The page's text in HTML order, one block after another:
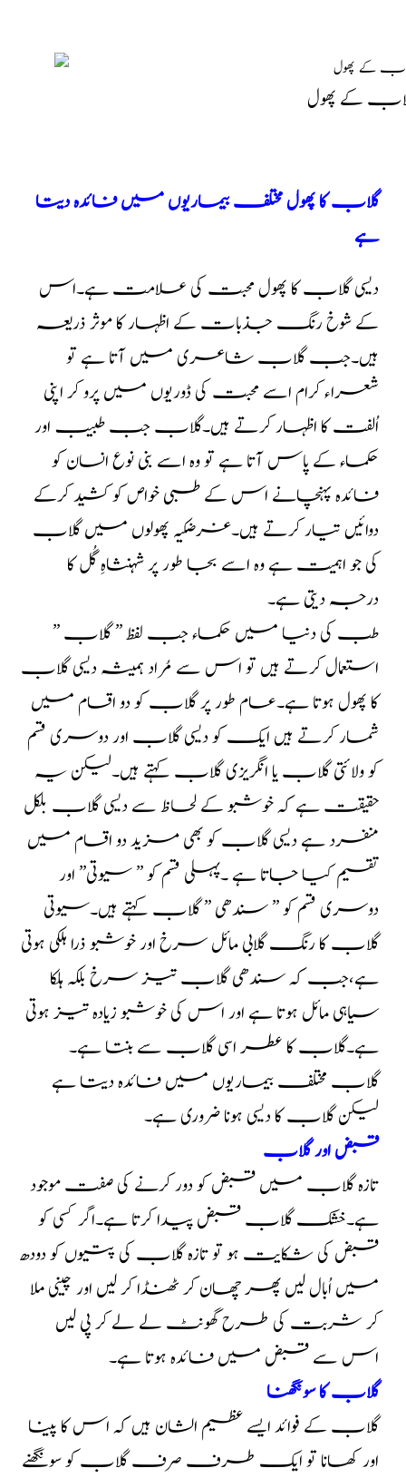
کے پھول
ہے
دیسی گلاب کا پھول محبت کی علامت ہے۔اس
کے شوخ رنگ جذبات کے اظہار کا موثر ذریعہ
ہیں۔جب گلاب شاعری میں آتا ہے تو
شعراء کرام اسے محبت کی ڈوریوں میں پرو کر اپنی
اُلفت کا اظہار کرتے ہیں۔گلاب جب طبیب اور
حکماء کے پاس آتا ہے تو وہ اسے بنی نوع انسان کو
فائدہ پہنچانے اس کے طبی خواص کو کشید کرکے
دوائیں تیار کرتے ہیں۔غرضکیہ پھولوں میں گلاب
کی جو اہمیت ہے وہ اسے بجا طور پر شہنشاہِ گُل کا
درجہ دیتی ہے۔
طب کی دنیا میں حکماء جب لفظ ” گلاب ”
استعمال کرتے ہیں تو اس سے مُراد ہمیشہ دیسی گلاب
کا پھول ہوتا ہے۔عام طور پر گلاب کو دو اقسام میں
شمار کرتے ہیں ایک کو دیسی گلاب اور دوسری قسم
کو ولائتی گلاب یا انگریزی گلاب کہتے ہیں۔لیکن یہ
حقیقت ہے کہ خوشبو کے لحاظ سے دیسی گلاب بلکل
منفرد ہے دیسی گلاب کو بھی مزید دو اقسام میں
تقسیم کیا جاتا ہے ۔پہلی قسم کو ” سیوتی” اور
دوسری قسم کو ” سندھی ” گلاب کہتے ہیں۔سیوتی
گلاب کا رنگ گلابی مائل سرخ اور خوشبو ذرا ہلکی ہوتی
ہے،جب کہ سندھی گلاب تیز سرخ بلکہ ہلکا
سیاہی مائل ہوتا ہے اور اس کی خوشبو زیادہ تیز ہوتی
ہے۔گلاب کا عطر اسی گلاب سے بنتا ہے۔
گلاب مختلف بیماریوں میں فائدہ دیتا ہے
لیکن گلاب کا دیسی ہونا ضروری ہے۔
قبض اور گلاب
تازہ گلاب میں قبض کو دور کرنے کی صفت موجود
ہے۔خشک گلاب قبض پیدا کرتا ہے۔اگر کسی کو
قبض کی شکایت ہو تو تازہ گلاب کی پتیوں کو دودھ
میں اُبال لیں پھر چھان کر ٹھنڈا کر لیں اور چینی ملا
کر شربت کی طرح گھونٹ لے لے کر پی لیں
اس سے قبض میں فائدہ ہوتا ہے۔
گلاب کا سونگھنا
گلاب کے فوائد ایسے عظیم الشان ہیں کہ اس کا پینا
اور کھانا تو ایک طرف صرف گلاب کو سونگھنے